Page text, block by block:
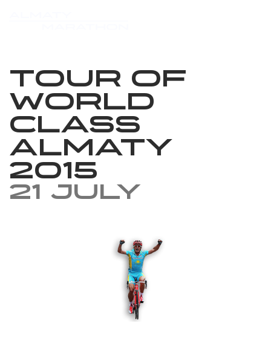
Tour of
World
Class
Almaty
2015
21 July